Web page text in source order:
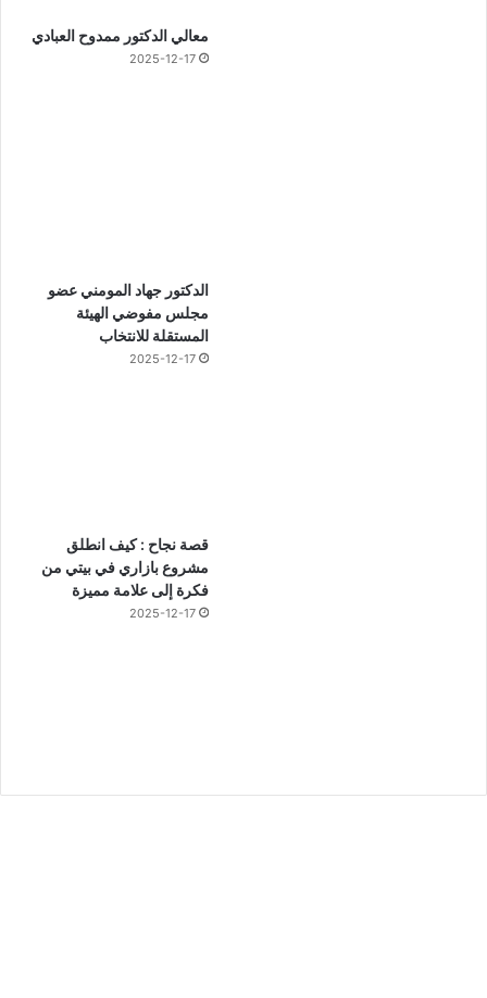
معالي الدكتور ممدوح العبادي
2025-12-17
الدكتور جهاد المومني عضو
مجلس مفوضي الهيئة
المستقلة للانتخاب
2025-12-17
قصة نجاح : كيف انطلق
مشروع بازاري في بيتي من
فكرة إلى علامة مميزة
2025-12-17